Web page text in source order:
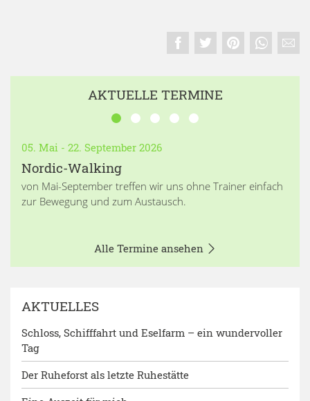
AKTUELLE TERMINE
05. Mai - 22. September 2026
Nordic-Walking
von Mai-September treffen wir uns ohne Trainer einfach
zur Bewegung und zum Austausch.
Alle Termine ansehen
AKTUELLES
Schloss, Schifffahrt und Eselfarm – ein wundervoller
Tag
Der Ruheforst als letzte Ruhestätte